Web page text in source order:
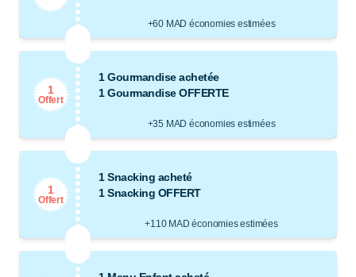
+60 MAD économies estimées
1
Offert
1 Gourmandise achetée
1 Gourmandise OFFERTE
+35 MAD économies estimées
1
Offert
1 Snacking acheté
1 Snacking OFFERT
+110 MAD économies estimées